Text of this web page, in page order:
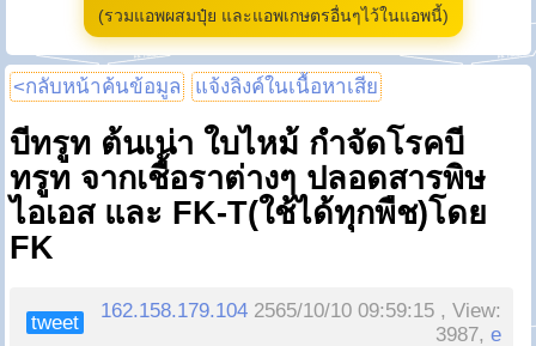
(รวมแอพผสมปุ๋ย และแอพเกษตรอื่นๆไว้ในแอพนี้)
<กลับหน้าค้นข้อมูล แจ้งลิงค์ในเนื้อหาเสีย
บีทรูท ต้นเน่า ใบไหม้ กำจัดโรคบี
ทรูท จากเชื้อราต่างๆ ปลอดสารพิษ
ไอเอส และ FK-T(ใช้ได้ทุกพืช)โดย
FK
tweet
162.158.179.104 2565/10/10 09:59:15 , View:
3987,e